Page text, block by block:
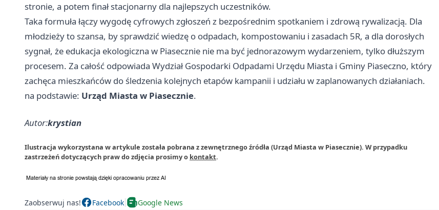
stronie, a potem finał stacjonarny dla najlepszych uczestników.
Taka formuła łączy wygodę cyfrowych zgłoszeń z bezpośrednim spotkaniem i zdrową rywalizacją. Dla
młodzieży to szansa, by sprawdzić wiedzę o odpadach, kompostowaniu i zasadach 5R, a dla dorosłych
sygnał, że edukacja ekologiczna w Piasecznie nie ma być jednorazowym wydarzeniem, tylko dłuższym
procesem. Za całość odpowiada Wydział Gospodarki Odpadami Urzędu Miasta i Gminy Piaseczno, który
zachęca mieszkańców do śledzenia kolejnych etapów kampanii i udziału w zaplanowanych działaniach.
na podstawie: Urząd Miasta w Piasecznie.
Autor:krystian
Ilustracja wykorzystana w artykule została pobrana z zewnętrznego źródła (Urząd Miasta w Piasecznie). W przypadku
zastrzeżeń dotyczących praw do zdjęcia prosimy o kontakt.
Zaobserwuj nas! Facebook Google News